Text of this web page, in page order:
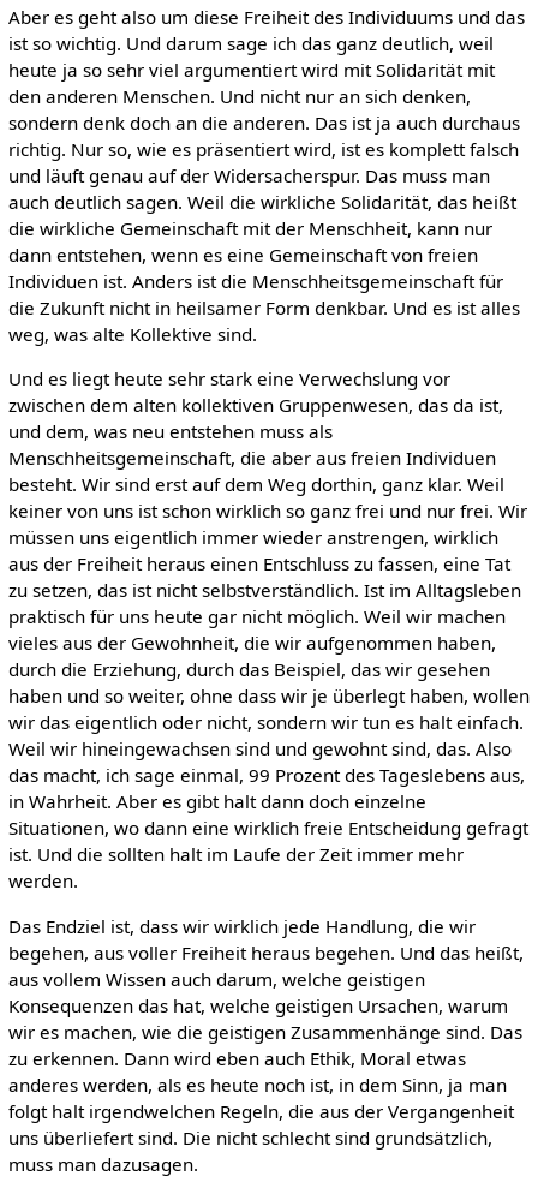
Aber es geht also um diese Freiheit des Individuums und das
ist so wichtig. Und darum sage ich das ganz deutlich, weil
heute ja so sehr viel argumentiert wird mit Solidarität mit
den anderen Menschen. Und nicht nur an sich denken,
sondern denk doch an die anderen. Das ist ja auch durchaus
richtig. Nur so, wie es präsentiert wird, ist es komplett falsch
und läuft genau auf der Widersacherspur. Das muss man
auch deutlich sagen. Weil die wirkliche Solidarität, das heißt
die wirkliche Gemeinschaft mit der Menschheit, kann nur
dann entstehen, wenn es eine Gemeinschaft von freien
Individuen ist. Anders ist die Menschheitsgemeinschaft für
die Zukunft nicht in heilsamer Form denkbar. Und es ist alles
weg, was alte Kollektive sind.
Und es liegt heute sehr stark eine Verwechslung vor
zwischen dem alten kollektiven Gruppenwesen, das da ist,
und dem, was neu entstehen muss als
Menschheitsgemeinschaft, die aber aus freien Individuen
besteht. Wir sind erst auf dem Weg dorthin, ganz klar. Weil
keiner von uns ist schon wirklich so ganz frei und nur frei. Wir
müssen uns eigentlich immer wieder anstrengen, wirklich
aus der Freiheit heraus einen Entschluss zu fassen, eine Tat
zu setzen, das ist nicht selbstverständlich. Ist im Alltagsleben
praktisch für uns heute gar nicht möglich. Weil wir machen
vieles aus der Gewohnheit, die wir aufgenommen haben,
durch die Erziehung, durch das Beispiel, das wir gesehen
haben und so weiter, ohne dass wir je überlegt haben, wollen
wir das eigentlich oder nicht, sondern wir tun es halt einfach.
Weil wir hineingewachsen sind und gewohnt sind, das. Also
das macht, ich sage einmal, 99 Prozent des Tageslebens aus,
in Wahrheit. Aber es gibt halt dann doch einzelne
Situationen, wo dann eine wirklich freie Entscheidung gefragt
ist. Und die sollten halt im Laufe der Zeit immer mehr
werden.
Das Endziel ist, dass wir wirklich jede Handlung, die wir
begehen, aus voller Freiheit heraus begehen. Und das heißt,
aus vollem Wissen auch darum, welche geistigen
Konsequenzen das hat, welche geistigen Ursachen, warum
wir es machen, wie die geistigen Zusammenhänge sind. Das
zu erkennen. Dann wird eben auch Ethik, Moral etwas
anderes werden, als es heute noch ist, in dem Sinn, ja man
folgt halt irgendwelchen Regeln, die aus der Vergangenheit
uns überliefert sind. Die nicht schlecht sind grundsätzlich,
muss man dazusagen.